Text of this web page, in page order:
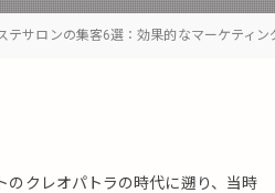
テサロンの集客6選：効果的なマーケティン
のクレオパトラの時代に遡り、当時